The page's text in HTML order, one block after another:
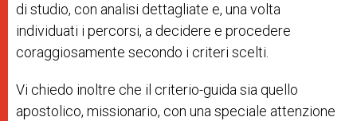
di studio, con analisi dettagliate e, una volta
individuati i percorsi, a decidere e procedere
coraggiosamente secondo i criteri scelti.
Vi chiedo inoltre che il criterio-guida sia quello
apostolico, missionario, con una speciale attenzione